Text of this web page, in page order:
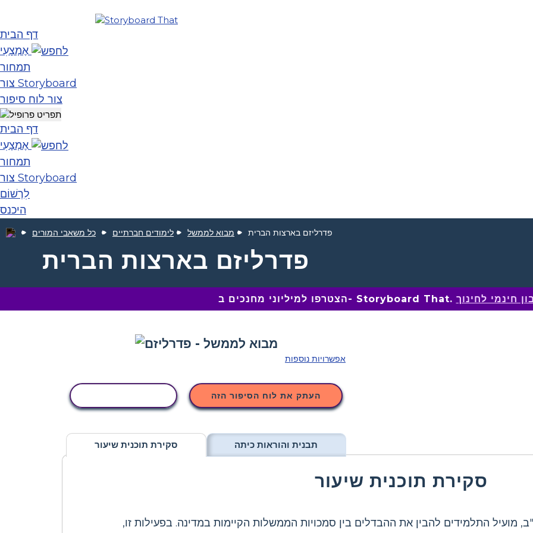
דף הבית
אֶמְצָעִי
תמחור
צור Storyboard
צור לוח סיפור
דף הבית
אֶמְצָעִי
תמחור
צור Storyboard
לִרְשׁוֹם
היכנס
כל משאבי המורים לימודים חברתיים מבוא לממשל פדרליזם בארצות הברית
פדרליזם בארצות הברית
הצטרפו למיליוני מחנכים ב- Storyboard That. חינמי לחינוך
אפשרויות נוספות
העתק את לוח הסיפור הזה
סקירת תוכנית שיעור תבנית והוראות כיתה
סקירת תוכנית שיעור
מועיל התלמידים להבין את ההבדלים בין סמכויות הממשלות הקיימות במדינה. בפעילות זו,